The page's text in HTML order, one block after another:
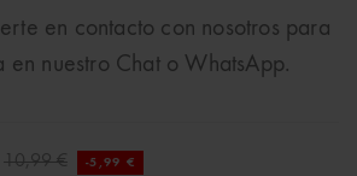
en contacto con nosotros para
en nuestro Chat o WhatsApp.
10,99 € -5,99 €